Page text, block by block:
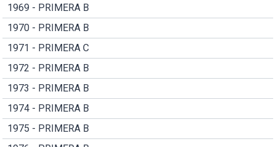
1969 - PRIMERA B
1970 - PRIMERA B
1971 - PRIMERA C
1972 - PRIMERA B
1973 - PRIMERA B
1974 - PRIMERA B
1975 - PRIMERA B